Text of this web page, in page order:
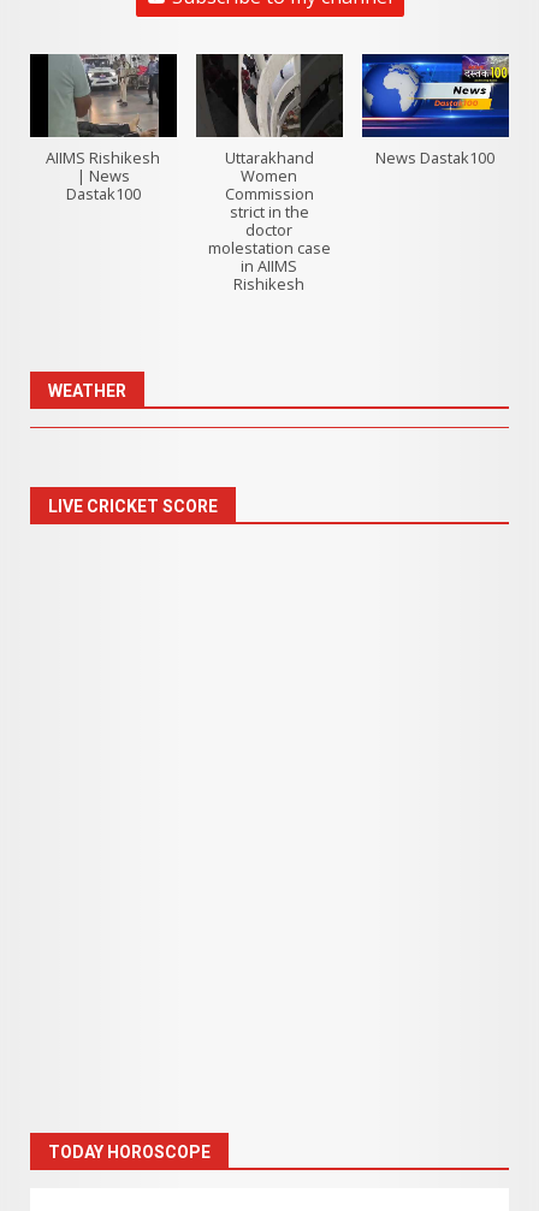
AIIMS Rishikesh
| News
Dastak100
Uttarakhand
Women
Commission
strict in the
doctor
molestation case
in AIIMS
Rishikesh
News Dastak100
WEATHER
LIVE CRICKET SCORE
TODAY HOROSCOPE